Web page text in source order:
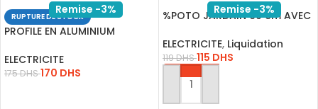
Remise -3%
RUPTURE DE STOCK
PROFILE EN ALUMINIUM
ELECTRICITE
175DHS170 DHS
Remise -3%
%POTO JARDAIN 60 cm AVEC
ELECTRICITE, Liquidation
119DHS115 DHS
AJOUTER AU PANIER